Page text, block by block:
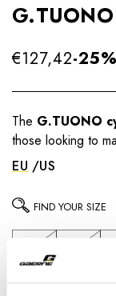
-25%
€127,42
The G.TUONO
those looking to
EU
US
FIND YOUR SIZE